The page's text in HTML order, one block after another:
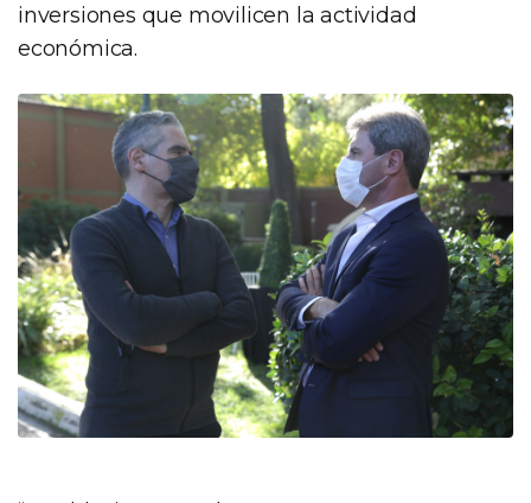
inversiones que movilicen la actividad
económica.